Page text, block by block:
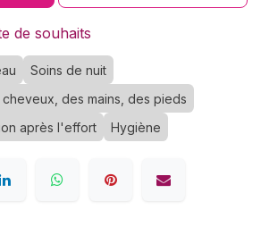
de souhaits
Soins de nuit
des mains, des pieds
après l'effort Hygiène